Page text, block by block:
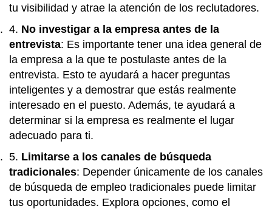
tu visibilidad y atrae la atención de los reclutadores.
No investigar a la empresa antes de la
entrevista: Es importante tener una idea general de
la empresa a la que te postulaste antes de la
entrevista. Esto te ayudará a hacer preguntas
inteligentes y a demostrar que estás realmente
interesado en el puesto. Además, te ayudará a
determinar si la empresa es realmente el lugar
adecuado para ti.
Limitarse a los canales de búsqueda
tradicionales: Depender únicamente de los canales
de búsqueda de empleo tradicionales puede limitar
tus oportunidades. Explora opciones, como el